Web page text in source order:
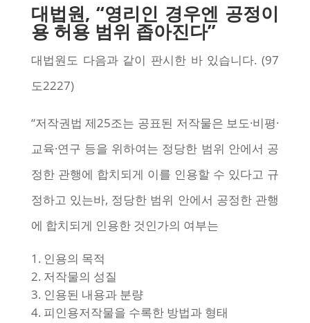
대법원, “영리인 경우엔 공정이
용 허용 범위 좁아진다”
대법원도 다음과 같이 판시한 바 있습니다. (97
도2227)
“저작권법 제25조는 공표된 저작물은 보도·비평·
교육·연구 등을 위하여는 정당한 범위 안에서 공
정한 관행에 합치되게 이를 인용할 수 있다고 규
정하고 있는바, 정당한 범위 안에서 공정한 관행
에 합치되게 인용한 것인가의 여부는
인용의 목적
저작물의 성질
인용된 내용과 분량
피인용저작물을 수록한 방법과 형태